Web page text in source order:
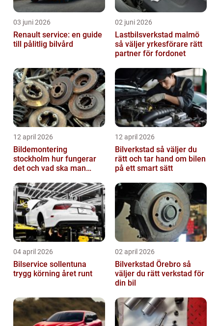
03 juni 2026
Renault service: en guide
till pålitlig bilvård
02 juni 2026
Lastbilsverkstad malmö
så väljer yrkesförare rätt
partner för fordonet
12 april 2026
Bildemontering
stockholm hur fungerar
det och vad ska man
12 april 2026
Bilverkstad så väljer du
rätt och tar hand om bilen
på ett smart sätt
04 april 2026
Bilservice sollentuna
trygg körning året runt
02 april 2026
Bilverkstad Örebro så
väljer du rätt verkstad för
din bil